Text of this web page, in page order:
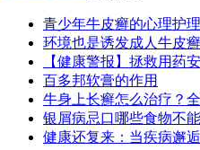
青少年牛皮癣的心理护
环境也是诱发成人牛皮
【健康警报】拯救用药
百多邦软膏的作用
牛身上长癣怎么治疗？
银屑病忌口哪些食物不
健康还复来：当疾病邂